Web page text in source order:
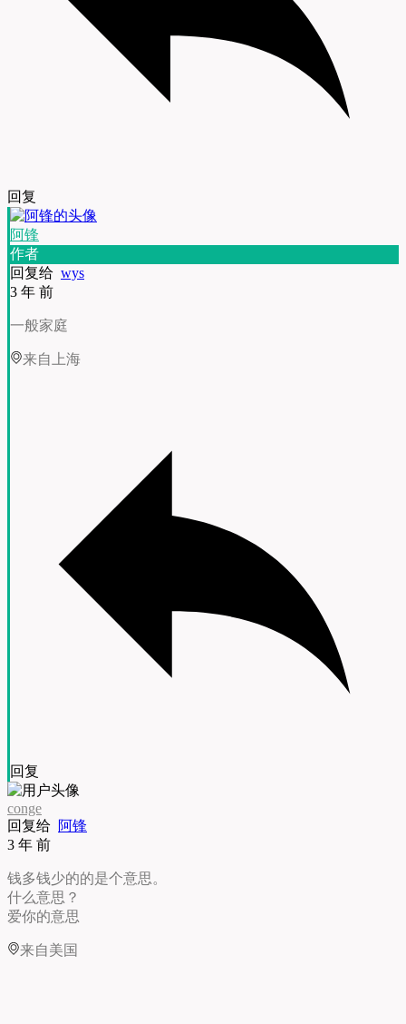
回复
阿锋
作者
回复给 wys
3 年 前
一般家庭
来自上海
回复
conge
回复给 阿锋
3 年 前
钱多钱少的的是个意思。
什么意思？
爱你的意思
来自美国